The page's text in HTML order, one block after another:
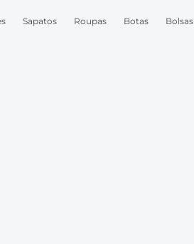
Sapatos Roupas Botas Bolsas